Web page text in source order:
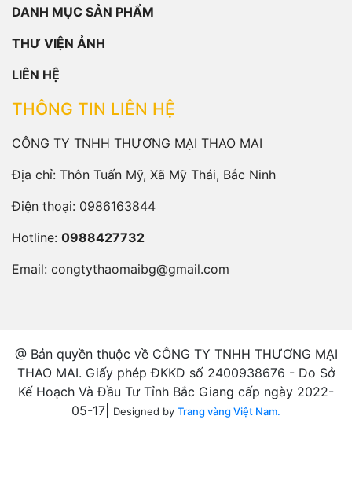
DANH MỤC SẢN PHẨM
THƯ VIỆN ẢNH
LIÊN HỆ
THÔNG TIN LIÊN HỆ
CÔNG TY TNHH THƯƠNG MẠI THAO MAI
Địa chỉ: Thôn Tuấn Mỹ, Xã Mỹ Thái, Bắc Ninh
Điện thoại: 0986163844
Hotline: 0988427732
Email: congtythaomaibg@gmail.com
@ Bản quyền thuộc về CÔNG TY TNHH THƯƠNG MẠI
THAO MAI. Giấy phép ĐKKD số 2400938676 - Do Sở
Kế Hoạch Và Đầu Tư Tỉnh Bắc Giang cấp ngày 2022-
05-17|
Designed by Trang vàng Việt Nam.